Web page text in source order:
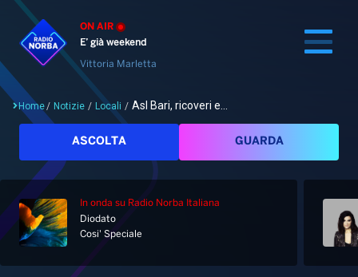
ON AIR
E’ già weekend
Vittoria Marletta
Cerca
Home
Home/ Notizie / Locali / Asl Bari, ricoveri e...
ASCOLTA GUARDA
In onda su Radio Norba Italiana
Diodato
Cosi' Speciale